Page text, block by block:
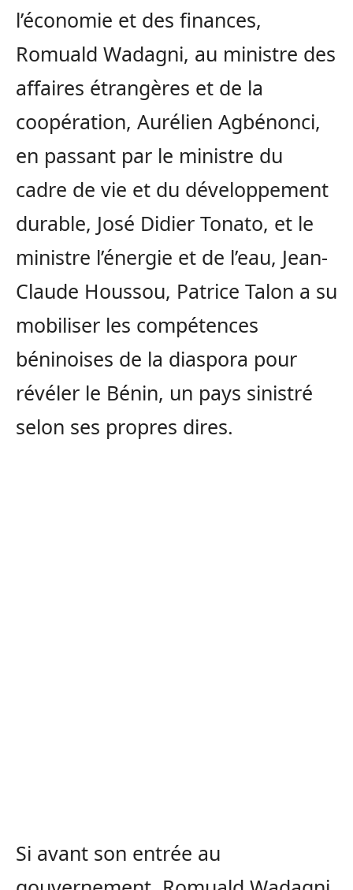
l’économie et des finances,
Romuald Wadagni, au ministre des
affaires étrangères et de la
coopération, Aurélien Agbénonci,
en passant par le ministre du
cadre de vie et du développement
durable, José Didier Tonato, et le
ministre l’énergie et de l’eau, Jean-
Claude Houssou, Patrice Talon a su
mobiliser les compétences
béninoises de la diaspora pour
révéler le Bénin, un pays sinistré
selon ses propres dires.
Si avant son entrée au